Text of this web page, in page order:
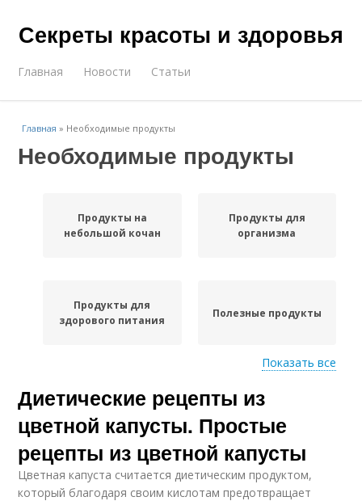
Секреты красоты и здоровья
Главная Новости Статьи
Главная » Необходимые продукты
Необходимые продукты
Продукты на
небольшой кочан
Продукты для
организма
Продукты для
здорового питания
Полезные продукты
ежедневного
употребления
Показать все
Диетические рецепты из
цветной капусты. Простые
рецепты из цветной капусты
Цветная капуста считается диетическим продуктом,
который благодаря своим кислотам предотвращает